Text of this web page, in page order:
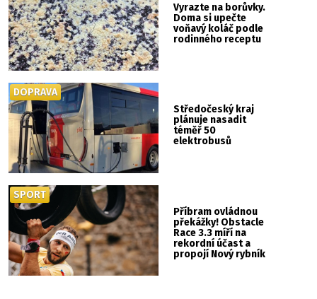
Vyrazte na borůvky.
Doma si upečte
voňavý koláč podle
rodinného receptu
Středočeský kraj
plánuje nasadit
téměř 50
elektrobusů
DOPRAVA
Příbram ovládnou
překážky! Obstacle
Race 3.3 míří na
rekordní účast a
propojí Nový rybník
SPORT